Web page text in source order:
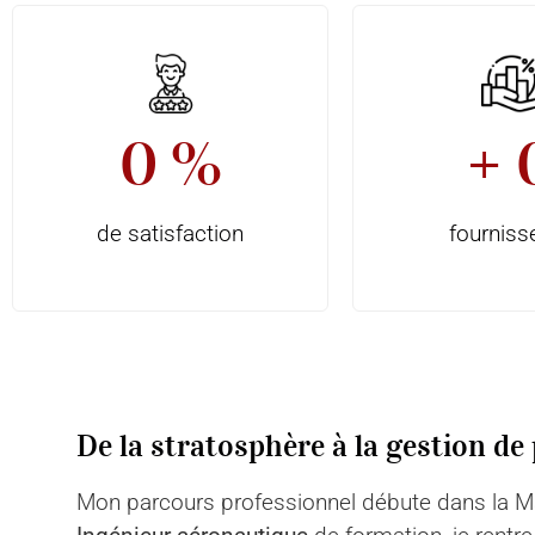
de satisfaction
0 % +
De la stratosphère à la gestion
Mon parcours professionnel débute dans la